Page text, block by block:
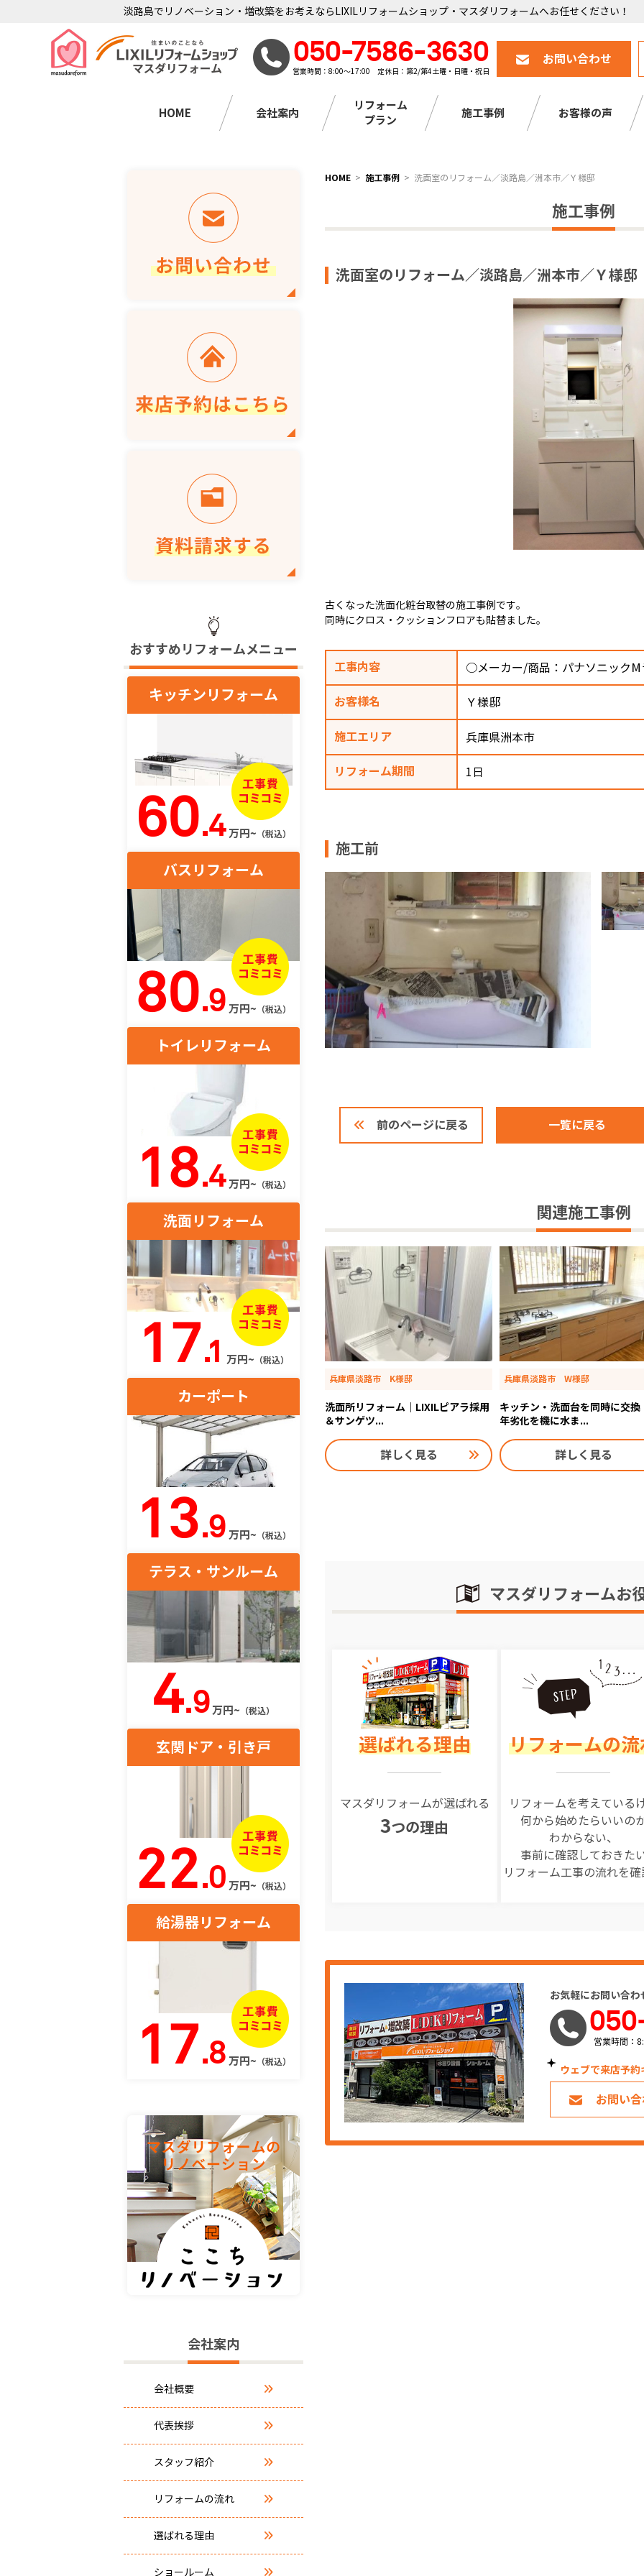
淡路島でリノベーション・増改築をお考えならLIXILリフォームショップ・マスダリフォームへお任せください！
050-7586-3630
営業時間：8:00～17:00 定休日：第2/第4土曜・日曜・祝日
お問い合わせ
HOME 会社案内
リフォーム
プラン
施工事例 お客様の声
HOME 施工事例 洗面室のリフォーム／淡路島／洲本市／Ｙ様邸
施工事例
洗面室のリフォーム／淡路島／洲本市／Ｙ様邸
古くなった洗面化粧台取替の施工事例です。
同時にクロス・クッションフロアも貼替ました。
工事内容 ○メーカー/商品：パナソニックM
お客様名 Ｙ様邸
施工エリア 兵庫県洲本市
リフォーム期間 1日
施工前
前のページに戻る 一覧に戻る
関連施工事例
兵庫県淡路市 K様邸
洗面所リフォーム｜LIXILピアラ採用
＆サンゲツ...
詳しく見る
兵庫県淡路市 W様邸
キッチン・洗面台を同時に交換
年劣化を機に水ま...
詳しく見る
マスダリフォームお
選ばれる理由
マスダリフォームが選ばれる
3つの理由
リフォームの
リフォームを考えている
何から始めたらいいの
わからない、
事前に確認しておきた
リフォーム工事の流れを
お気軽にお問い合わ
営業時間：
ウェブで来店予
お問い
おすすめリフォームメニュー
キッチンリフォーム
60.4万円~ （税込）
バスリフォーム
80.9 万円~ （税込）
トイレリフォーム
18.4万円~ （税込）
洗面リフォーム
17.1 万円~ （税込）
カーポート
13.9 万円~ （税込）
テラス・サンルーム
4.9万円~ （税込）
玄関ドア・引き戸
22.0 万円~ （税込）
給湯器リフォーム
17.8 万円~ （税込）
会社案内
会社概要
代表挨拶
スタッフ紹介
リフォームの流れ
選ばれる理由
ショールーム